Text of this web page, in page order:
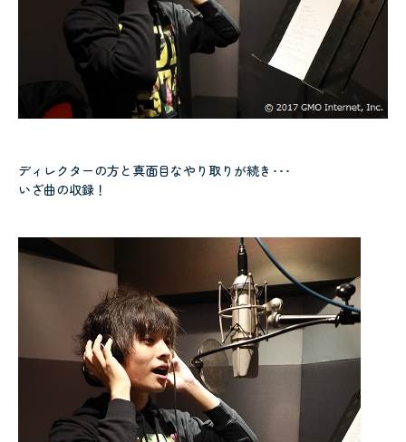
ディレクターの方と真面目なやり取りが続き･･･
いざ曲の収録！